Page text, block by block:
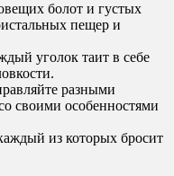
болот и густых
пещер и
уголок таит в себе
разными
своими особенностями
из которых бросит